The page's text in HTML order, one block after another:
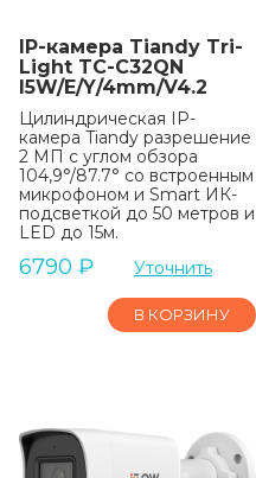
IP-камера Tiandy Tri-
Light TC-C32QN
I5W/E/Y/4mm/V4.2
Цилиндрическая IP-
камера Tiandy разрешение
2 МП с углом обзора
104,9°/87.7° со встроенным
микрофоном и Smart ИК-
подсветкой до 50 метров и
LED до 15м.
6790 ₽ Уточнить
В КОРЗИНУ